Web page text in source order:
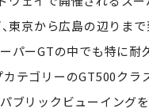
東京から広島の辺りま
パーGTの中でも特に
テゴリーのGT500クラ
ブリックビューイングを